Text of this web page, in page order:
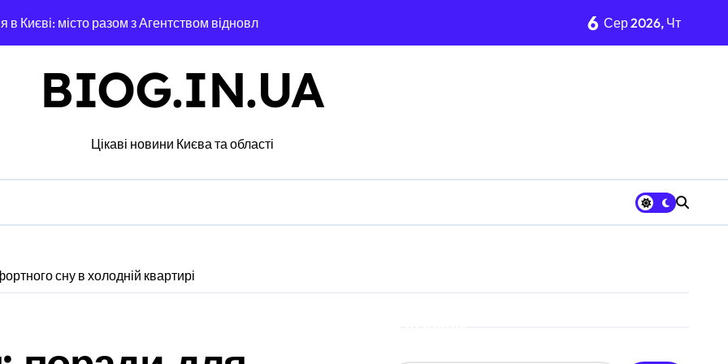
в Києві: місто разом з Агентством відновлення укладають контракти на понад 1,5 ГВт потужностей
табору «Артек» в Пущі-Водиці виявили бруд, плісняву та гнилі фрукти
жахливі умови утримання близько 30 втомлених доберманів у розпліднику
виконано лише на 6%: причини побоювань посадовців КМДА у витратах
6 Сер 2026, Чт
BIOG.IN.UA
Цікаві новини Києва та області
сну в холодній квартирі